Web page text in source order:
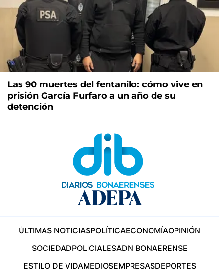
Las 90 muertes del fentanilo: cómo vive en
prisión García Furfaro a un año de su
detención
ÚLTIMAS NOTICIASPOLÍTICAECONOMÍAOPINIÓN
SOCIEDADPOLICIALESADN BONAERENSE
ESTILO DE VIDAMEDIOSEMPRESASDEPORTES